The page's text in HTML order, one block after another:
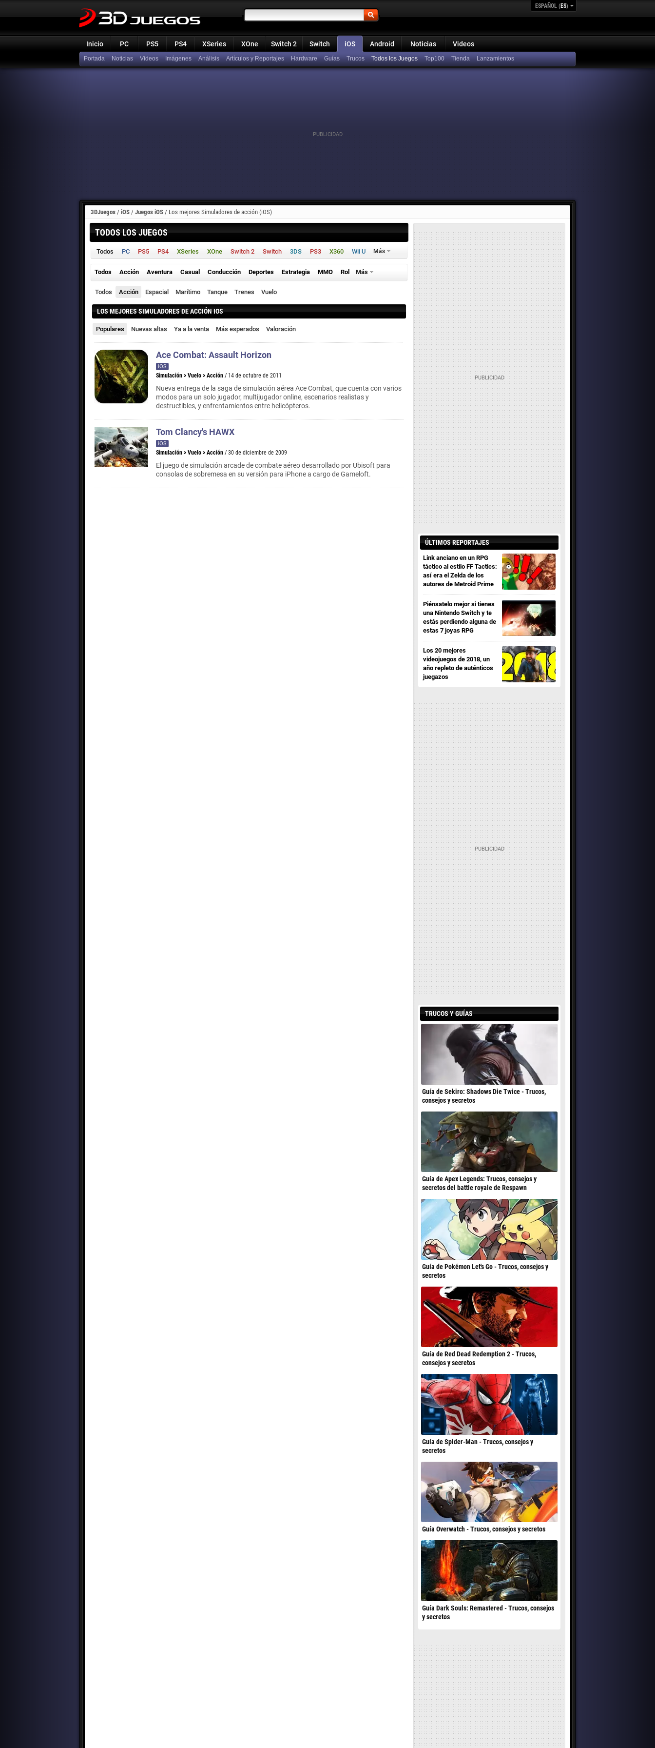
ESPAÑOL (ES)
Inicio PC PS5 PS4 XSeries XOne Switch 2 Switch iOS Android Noticias Videos
Portada Noticias Videos Imágenes Análisis Artículos y Reportajes Hardware Guías Trucos Todos los Juegos Top100 Lanzamientos
3DJuegos / iOS / Juegos iOS / Los mejores Simuladores de acción (iOS)
TODOS LOS JUEGOS
Todos PC PS5 PS4 XSeries XOne Switch 2 Switch 3DS PS3 X360 Wii U Más
Todos Acción Aventura Casual Conducción Deportes Estrategia MMO Rol Más
Todos Acción Espacial Marítimo Tanque Trenes Vuelo
LOS MEJORES SIMULADORES DE ACCIÓN IOS
Populares Nuevas altas Ya a la venta Más esperados Valoración
Ace Combat: Assault Horizon
iOS
Simulación > Vuelo > Acción / 14 de octubre de 2011
Nueva entrega de la saga de simulación aérea Ace Combat, que cuenta con varios
modos para un solo jugador, multijugador online, escenarios realistas y
destructibles, y enfrentamientos entre helicópteros.
Tom Clancy's HAWX
iOS
Simulación > Vuelo > Acción / 30 de diciembre de 2009
El juego de simulación arcade de combate aéreo desarrollado por Ubisoft para
consolas de sobremesa en su versión para iPhone a cargo de Gameloft.
ÚLTIMOS REPORTAJES
Link anciano en un RPG
táctico al estilo FF Tactics:
así era el Zelda de los
autores de Metroid Prime
Piénsatelo mejor si tienes
una Nintendo Switch y te
estás perdiendo alguna de
estas 7 joyas RPG
Los 20 mejores
videojuegos de 2018, un
año repleto de auténticos
juegazos
TRUCOS Y GUÍAS
Guía de Sekiro: Shadows Die Twice - Trucos,
consejos y secretos
Guía de Apex Legends: Trucos, consejos y
secretos del battle royale de Respawn
Guía de Pokémon Let's Go - Trucos, consejos y
secretos
Guía de Red Dead Redemption 2 - Trucos,
consejos y secretos
Guía de Spider-Man - Trucos, consejos y
secretos
Guía Overwatch - Trucos, consejos y secretos
Guía Dark Souls: Remastered - Trucos, consejos
y secretos